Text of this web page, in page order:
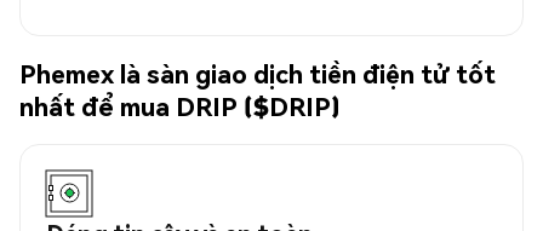
Phemex là sàn giao dịch tiền điện tử tốt
nhất để mua DRIP ($DRIP)